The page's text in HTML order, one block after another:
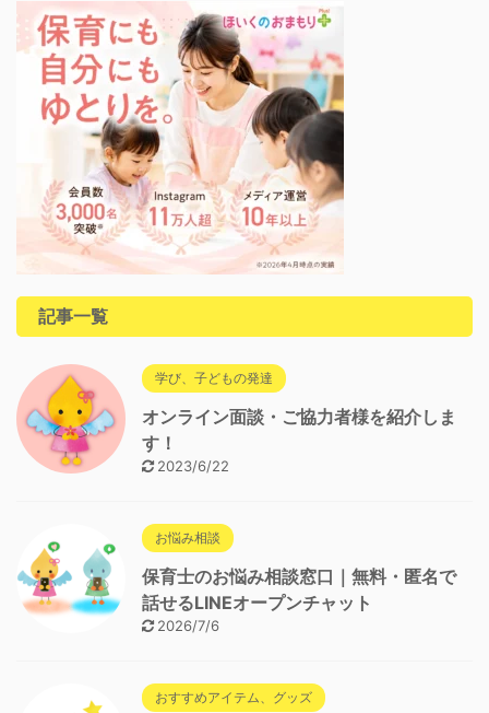
記事一覧
学び、子どもの発達
オンライン面談・ご協力者様を紹介しま
す！
2023/6/22
お悩み相談
保育士のお悩み相談窓口｜無料・匿名で
話せるLINEオープンチャット
2026/7/6
おすすめアイテム、グッズ